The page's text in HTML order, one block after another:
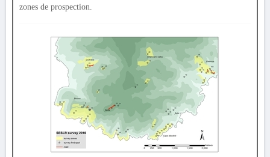
zones de prospection.